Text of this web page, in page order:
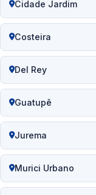
Cidade Jardim
Costeira
Del Rey
Guatupê
Jurema
Murici Urbano